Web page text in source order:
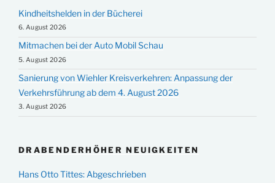
Kindheitshelden in der Bücherei
6. August 2026
Mitmachen bei der Auto Mobil Schau
5. August 2026
Sanierung von Wiehler Kreisverkehren: Anpassung der
Verkehrsführung ab dem 4. August 2026
3. August 2026
DRABENDERHÖHER NEUIGKEITEN
Hans Otto Tittes: Abgeschrieben